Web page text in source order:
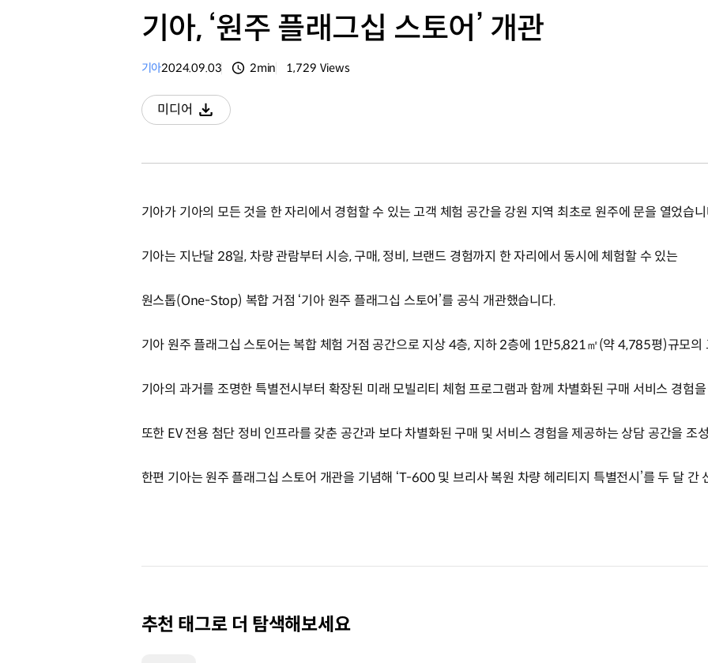
기아, ‘원주 플래그십 스토어’ 개관
기아2024.09.03 2min 1,729 Views
미디어
다운로드
기아가 기아의 모든 것을 한 자리에서 경험할 수 있는 고객 체험 공간을 강원 지역 최초로 원주에 문을 열었습
기아는 지난달 28일, 차량 관람부터 시승, 구매, 정비, 브랜드 경험까지 한 자리에서 동시에 체험할 수 있는
원스톱(One-Stop) 복합 거점 ‘기아 원주 플래그십 스토어’를 공식 개관했습니다.
기아 원주 플래그십 스토어는 복합 체험 거점 공간으로 지상 4층, 지하 2층에 1만5,821㎡(약 4,785평)규모의
기아의 과거를 조명한 특별전시부터 확장된 미래 모빌리티 체험 프로그램과 함께 차별화된 구매 서비스 경험
또한 EV 전용 첨단 정비 인프라를 갖춘 공간과 보다 차별화된 구매 및 서비스 경험을 제공하는 상담 공간을 조
한편 기아는 원주 플래그십 스토어 개관을 기념해 ‘T-600 및 브리사 복원 차량 헤리티지 특별전시’를 두 달 간
추천 태그로 더 탐색해보세요